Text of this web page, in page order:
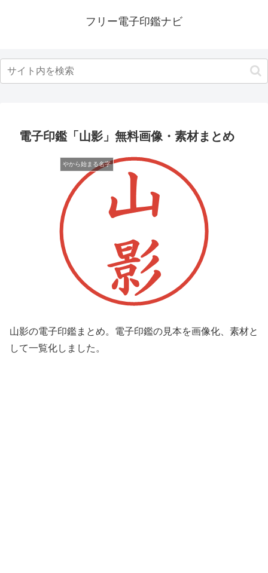
フリー電子印鑑ナビ
電子印鑑「山影」無料画像・素材まとめ
やから始まる名字
山影の電子印鑑まとめ。電子印鑑の見本を画像化、素材と
して一覧化しました。